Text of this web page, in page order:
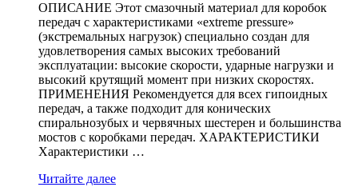
составляла
155,34 р..
136,52 р..
ОПИСАНИЕ Этот смазочный материал для коробок
передач с характеристиками «extreme pressure»
(экстремальных нагрузок) специально создан для
удовлетворения самых высоких требований
эксплуатации: высокие скорости, ударные нагрузки и
высокий крутящий момент при низких скоростях.
ПРИМЕНЕНИЯ Рекомендуется для всех гипоидных
передач, а также подходит для конических
спиральнозубых и червячных шестерен и большинства
мостов с коробками передач. ХАРАКТЕРИСТИКИ
Характеристики …
Масло
Читайте далее